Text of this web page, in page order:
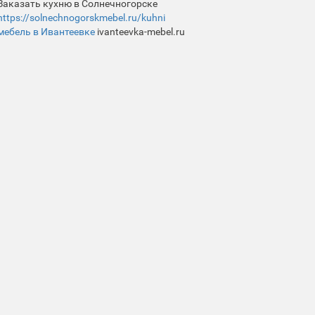
кухню в Солнечногорске
solnechnogorskmebel.ru/kuhni
в Ивантеевке ivanteevka-mebel.ru